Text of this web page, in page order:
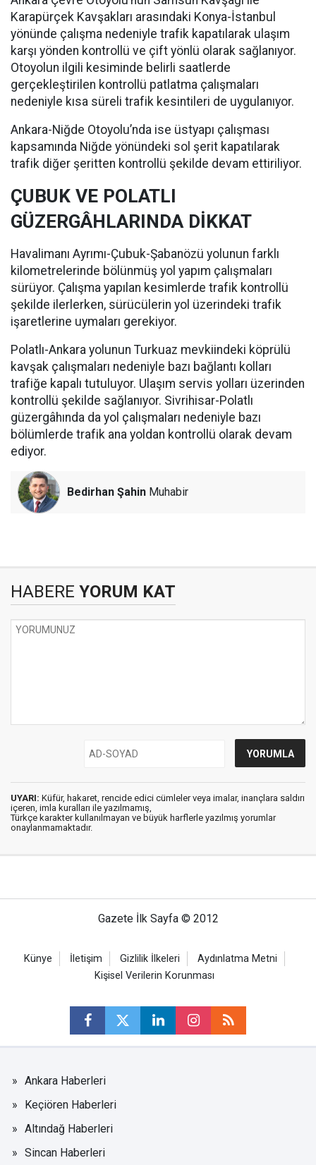
Karapürçek Kavşakları arasındaki Konya-İstanbul
yönünde çalışma nedeniyle trafik kapatılarak ulaşım
karşı yönden kontrollü ve çift yönlü olarak sağlanıyor.
Otoyolun ilgili kesiminde belirli saatlerde
gerçekleştirilen kontrollü patlatma çalışmaları
nedeniyle kısa süreli trafik kesintileri de uygulanıyor.
Ankara-Niğde Otoyolu’nda ise üstyapı çalışması
kapsamında Niğde yönündeki sol şerit kapatılarak
trafik diğer şeritten kontrollü şekilde devam ettiriliyor.
ÇUBUK VE POLATLI
GÜZERGÂHLARINDA DİKKAT
Havalimanı Ayrımı-Çubuk-Şabanözü yolunun farklı
kilometrelerinde bölünmüş yol yapım çalışmaları
sürüyor. Çalışma yapılan kesimlerde trafik kontrollü
şekilde ilerlerken, sürücülerin yol üzerindeki trafik
işaretlerine uymaları gerekiyor.
Polatlı-Ankara yolunun Turkuaz mevkiindeki köprülü
kavşak çalışmaları nedeniyle bazı bağlantı kolları
trafiğe kapalı tutuluyor. Ulaşım servis yolları üzerinden
kontrollü şekilde sağlanıyor. Sivrihisar-Polatlı
güzergâhında da yol çalışmaları nedeniyle bazı
bölümlerde trafik ana yoldan kontrollü olarak devam
ediyor.
Bedirhan Şahin Muhabir
HABERE YORUM KAT
UYARI: Küfür, hakaret, rencide edici cümleler veya imalar, inançlara saldırı
içeren, imla kuralları ile yazılmamış,
Türkçe karakter kullanılmayan ve büyük harflerle yazılmış yorumlar
onaylanmamaktadır.
Gazete İlk Sayfa © 2012
Künye İletişim Gizlilik İlkeleri
Aydınlatma Metni
Kişisel Verilerin Korunması
Ankara Haberleri
Keçiören Haberleri
Altındağ Haberleri
Sincan Haberleri